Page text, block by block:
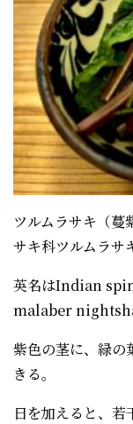
ツルムラサキ（
サキ科ツルムラサ
英名はIndian
malaber
紫色の茎に、緑の
きる。
日を加えると、若